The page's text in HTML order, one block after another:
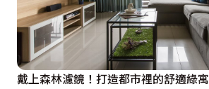
戴上森林濾鏡！打造都市裡的舒適綠寓